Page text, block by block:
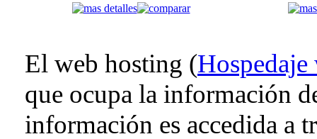
El web hosting (Hospedaje
que ocupa la información
información es accedida a